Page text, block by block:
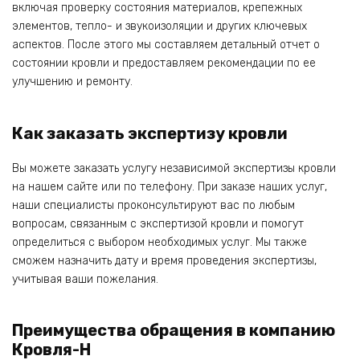
включая проверку состояния материалов, крепежных
элементов, тепло- и звукоизоляции и других ключевых
аспектов. После этого мы составляем детальный отчет о
состоянии кровли и предоставляем рекомендации по ее
улучшению и ремонту.
Как заказать экспертизу кровли
Вы можете заказать услугу независимой экспертизы кровли
на нашем сайте или по телефону. При заказе наших услуг,
наши специалисты проконсультируют вас по любым
вопросам, связанным с экспертизой кровли и помогут
определиться с выбором необходимых услуг. Мы также
сможем назначить дату и время проведения экспертизы,
учитывая ваши пожелания.
Преимущества обращения в компанию
Кровля-Н